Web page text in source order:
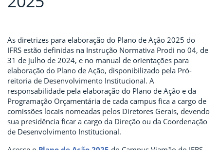
As diretrizes para elaboração do Plano de Ação 2025 do
IFRS estão definidas na Instrução Normativa Prodi no 04, de
31 de julho de 2024, e no manual de orientações para
elaboração do Plano de Ação, disponibilizado pela Pró-
reitoria de Desenvolvimento Institucional. A
responsabilidade pela elaboração do Plano de Ação e da
Programação Orçamentária de cada campus fica a cargo de
comissões locais nomeadas pelos Diretores Gerais, devendo
sua presidência ficar a cargo da Direção ou da Coordenação
de Desenvolvimento Institucional.